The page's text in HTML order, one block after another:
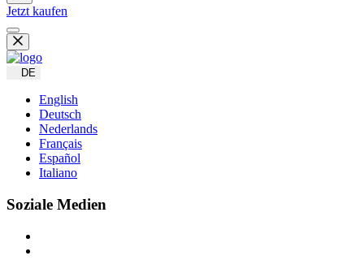
Jetzt kaufen
DE
English
Deutsch
Nederlands
Français
Español
Italiano
Soziale Medien